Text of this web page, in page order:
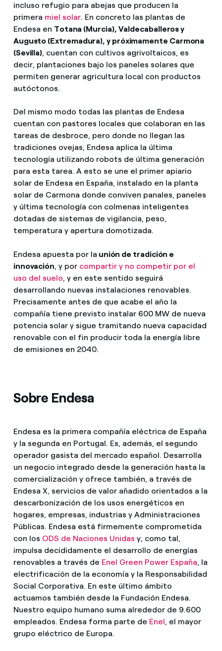
incluso refugio para abejas que producen la
primera miel solar. En concreto las plantas de
Endesa en Totana (Murcia), Valdecaballeros y
Augusto (Extremadura), y próximamente Carmona
(Sevilla), cuentan con cultivos agrivoltaicos, es
decir, plantaciones bajo los paneles solares que
permiten generar agricultura local con productos
autóctonos.
Del mismo modo todas las plantas de Endesa
cuentan con pastores locales que colaboran en las
tareas de desbroce, pero donde no llegan las
tradiciones ovejas, Endesa aplica la última
tecnología utilizando robots de última generación
para esta tarea. A esto se une el primer apiario
solar de Endesa en España, instalado en la planta
solar de Carmona donde conviven panales, paneles
y última tecnología con colmenas inteligentes
dotadas de sistemas de vigilancia, peso,
temperatura y apertura domotizada.
Endesa apuesta por la unión de tradición e
innovación , y por compartir y no competir por el
uso del suelo , y en este sentido seguirá
desarrollando nuevas instalaciones renovables.
Precisamente antes de que acabe el año la
compañía tiene previsto instalar 600 MW de nueva
potencia solar y sigue tramitando nueva capacidad
renovable con el fin producir toda la energía libre
de emisiones en 2040.
Sobre Endesa
Endesa es la primera compañía eléctrica de España
y la segunda en Portugal. Es, además, el segundo
operador gasista del mercado español. Desarrolla
un negocio integrado desde la generación hasta la
comercialización y ofrece también, a través de
Endesa X, servicios de valor añadido orientados a la
descarbonización de los usos energéticos en
hogares, empresas, industrias y Administraciones
Públicas. Endesa está firmemente comprometida
con los ODS de Naciones Unidas y, como tal,
impulsa decididamente el desarrollo de energías
renovables a través de Enel Green Power España , la
electrificación de la economía y la Responsabilidad
Social Corporativa. En este último ámbito
actuamos también desde la Fundación Endesa.
Nuestro equipo humano suma alrededor de 9.600
empleados. Endesa forma parte de Enel , el mayor
grupo eléctrico de Europa.